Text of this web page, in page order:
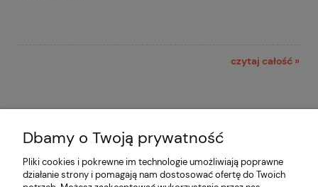
czytaj całość »
Dbamy o Twoją prywatność
Pliki cookies i pokrewne im technologie umożliwiają poprawne
działanie strony i pomagają nam dostosować ofertę do Twoich